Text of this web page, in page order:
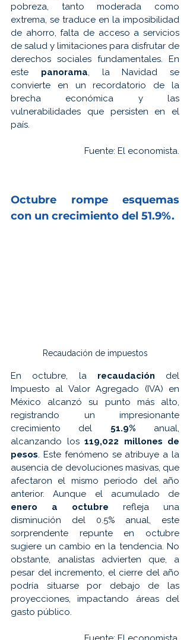
pobreza, tanto moderada como
extrema, se traduce en la imposibilidad
de ahorro, falta de acceso a servicios
de salud y limitaciones para disfrutar de
derechos sociales fundamentales. En
este panorama , la Navidad se
convierte en un recordatorio de la
brecha económica y las
vulnerabilidades que persisten en el
país.
Fuente: El economista.
Octubre rompe
con un crecimiento del 51.9%.
Recaudación de impuestos
En octubre, la recaudación del
Impuesto al Valor Agregado (IVA) en
México alcanzó su punto más alto,
registrando un impresionante
crecimiento del 51.9% anual,
alcanzando los 119,022 millones de
pesos. Este fenómeno se atribuye a la
ausencia de devoluciones masivas, que
afectaron el mismo periodo del año
enero a octubre refleja una
disminución del 0.5% anual, este
sorprendente repunte en octubre
sugiere un cambio en la tendencia. No
obstante, analistas advierten que, a
pesar del incremento, el cierre del año
podría situarse por debajo de las
proyecciones, impactando áreas del
gasto público.